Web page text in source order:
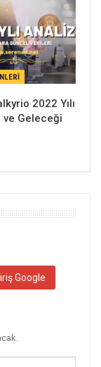
2022 Yılı
ve Geleceği
Google